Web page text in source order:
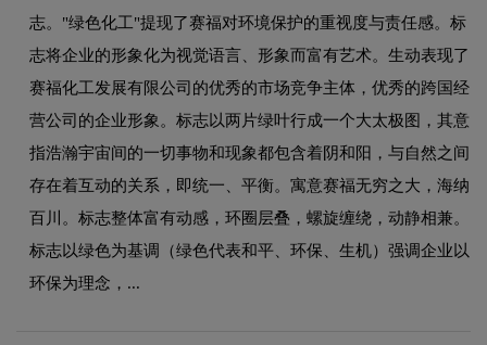
志。"绿色化工"提现了赛福对环境保护的重视度与责任感。标
志将企业的形象化为视觉语言、形象而富有艺术。生动表现了
赛福化工发展有限公司的优秀的市场竞争主体，优秀的跨国经
营公司的企业形象。标志以两片绿叶行成一个大太极图，其意
指浩瀚宇宙间的一切事物和现象都包含着阴和阳，与自然之间
存在着互动的关系，即统一、平衡。寓意赛福无穷之大，海纳
百川。标志整体富有动感，环圈层叠，螺旋缠绕，动静相兼。
标志以绿色为基调（绿色代表和平、环保、生机）强调企业以
环保为理念，...